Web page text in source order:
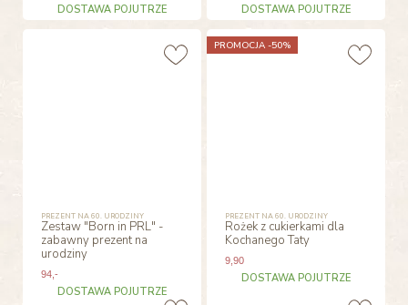
DOSTAWA POJUTRZE DOSTAWA POJUTRZE
PREZENT NA 60. URODZINY
Zestaw "Born in PRL" -
zabawny prezent na
urodziny
94,-
DOSTAWA POJUTRZE
PREZENT NA 60. URODZINY
Rożek z cukierkami dla
Kochanego Taty
9 ,90
DOSTAWA POJUTRZE
PROMOCJA -50%